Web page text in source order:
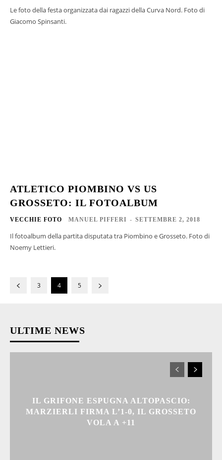
Le foto della festa organizzata dai ragazzi della Curva Nord. Foto di
Giacomo Spinsanti.
ATLETICO PIOMBINO VS US
GROSSETO: IL FOTOALBUM
VECCHIE FOTO MANUEL PIFFERI - SETTEMBRE 2, 2018
Il fotoalbum della partita disputata tra Piombino e Grosseto. Foto di
Noemy Lettieri.
3 4 5
ULTIME NEWS
IL GRIFONE ESPUGNA ALTOPASCIO:
MARZIERLI FIRMA L’1-0, IL GROSSETO
VOLA A +11